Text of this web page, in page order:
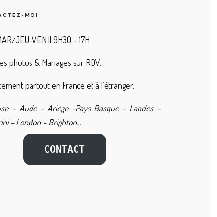
MOI
JEU-VEN || 9H30 – 17H
photos & Mariages sur RDV.
partout en France et à l’étranger.
– Aude – Ariège -Pays Basque – Landes –
– London – Brighton…
CONTACT